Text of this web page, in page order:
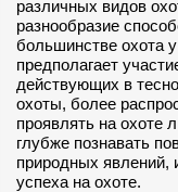
различных видов
разнообразие
большинстве охота
предполагает
действующих в
охоты, более
проявлять на охоте
глубже познавать
природных явлений,
успеха на охоте.